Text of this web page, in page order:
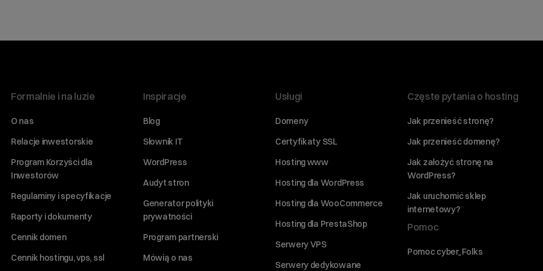
Formalnie i na luzie
O nas
Relacje inwestorskie
Program Korzyści dla
Inwestorów
Regulaminy i specyfikacje
Raporty i dokumenty
Cennik domen
Cennik hostingu, vps, ssl
Inspiracje
Blog
Słownik IT
WordPress
Audyt stron
Generator polityki
prywatności
Program partnerski
Mówią o nas
Usługi
Domeny
Certyfikaty SSL
Hosting www
Hosting dla WordPress
Hosting dla WooCommerce
Hosting dla PrestaShop
Serwery VPS
Serwery dedykowane
Częste pytania o hosting
Jak przenieść stronę?
Jak przenieść domenę?
Jak założyć stronę na
WordPress?
Jak uruchomić sklep
internetowy?
Pomoc
Pomoc cyber_Folks